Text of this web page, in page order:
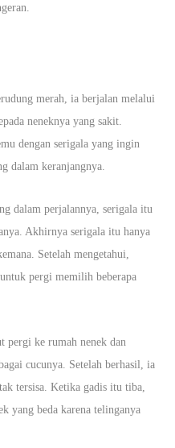
merah, ia berjalan melalui
neneknya yang sakit.
dengan serigala yang ingin
dalam keranjangnya.
dalam perjalannya, serigala itu
Akhirnya serigala itu hanya
Setelah mengetahui,
pergi memilih beberapa
pergi ke rumah nenek dan
cucunya. Setelah berhasil, ia
tersisa. Ketika gadis itu tiba,
yang beda karena telinganya